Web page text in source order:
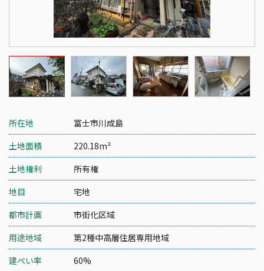
所在地
富士市川成島
土地面積
220.18m²
土地権利
所有権
地目
宅地
都市計画
市街化区域
用途地域
第2種中高層住居専用地域
建ぺい率
60%